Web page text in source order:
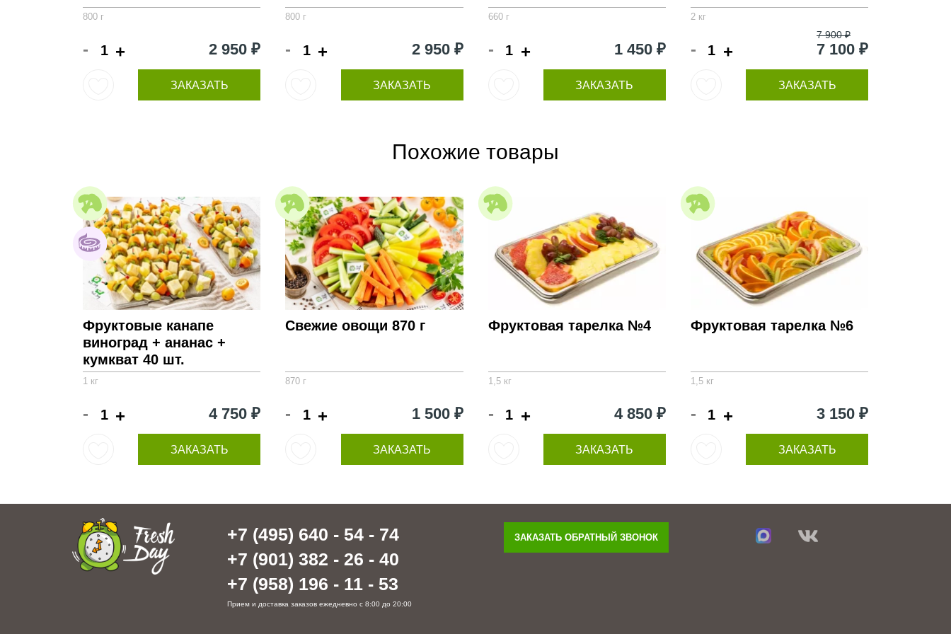
800 г
- + 2 950 ₽
ЗАКАЗАТЬ
800 г
- + 2 950 ₽
ЗАКАЗАТЬ
660 г
- + 1 450 ₽
ЗАКАЗАТЬ
2 кг
- +
7 900 ₽
7 100 ₽
ЗАКАЗАТЬ
Похожие товары
Фруктовые канапе
виноград + ананас +
кумкват 40 шт.
1 кг
- + 4 750 ₽
ЗАКАЗАТЬ
Свежие овощи 870 г
870 г
- + 1 500 ₽
ЗАКАЗАТЬ
Фруктовая тарелка №4
1,5 кг
- + 4 850 ₽
ЗАКАЗАТЬ
Фруктовая тарелка №6
1,5 кг
- + 3 150 ₽
ЗАКАЗАТЬ
+7 (495) 640 - 54 - 74
+7 (901) 382 - 26 - 40
+7 (958) 196 - 11 - 53
Прием и доставка заказов ежедневно с 8:00 до 20:00
ЗАКАЗАТЬ ОБРАТНЫЙ ЗВОНОК